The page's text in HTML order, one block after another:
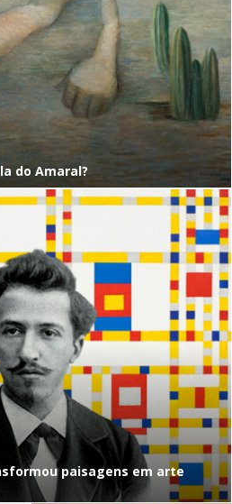
do Amaral?
paisagens em arte